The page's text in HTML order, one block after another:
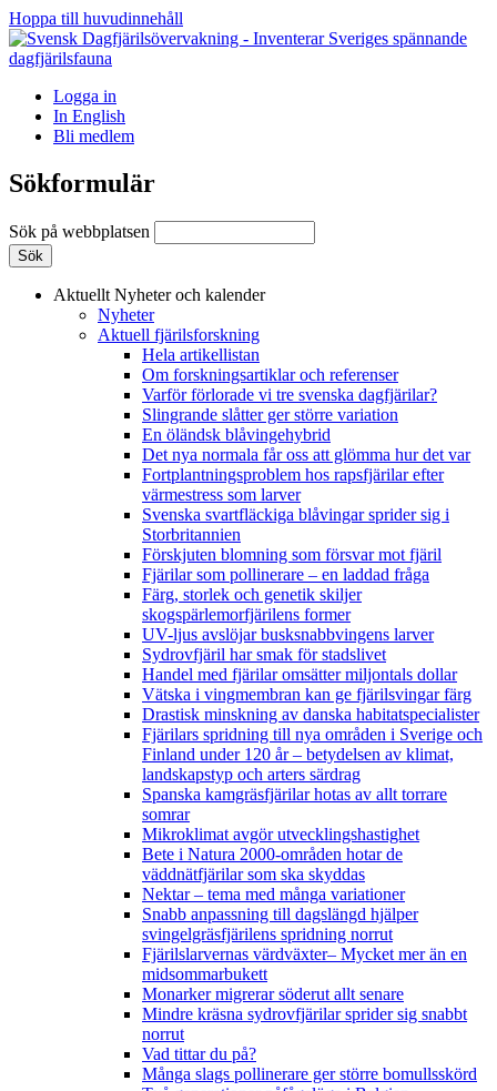
Hoppa till huvudinnehåll
Logga in
In English
Bli medlem
Sökformulär
Sök på webbplatsen
Aktuellt Nyheter och kalender
Nyheter
Aktuell fjärilsforskning
Hela artikellistan
Om forskningsartiklar och referenser
Varför förlorade vi tre svenska dagfjärilar?
Slingrande slåtter ger större variation
En öländsk blåvingehybrid
Det nya normala får oss att glömma hur det var
Fortplantningsproblem hos rapsfjärilar efter
värmestress som larver
Svenska svartfläckiga blåvingar sprider sig i
Storbritannien
Förskjuten blomning som försvar mot fjäril
Fjärilar som pollinerare – en laddad fråga
Färg, storlek och genetik skiljer
skogspärlemorfjärilens former
UV-ljus avslöjar busksnabbvingens larver
Sydrovfjäril har smak för stadslivet
Handel med fjärilar omsätter miljontals dollar
Vätska i vingmembran kan ge fjärilsvingar färg
Drastisk minskning av danska habitatspecialister
Fjärilars spridning till nya områden i Sverige och
Finland under 120 år– betydelsen av klimat,
landskapstyp och arters särdrag
Spanska kamgräsfjärilar hotas av allt torrare
somrar
Mikroklimat avgör utvecklingshastighet
Bete i Natura 2000-områden hotar de
väddnätfjärilar som ska skyddas
Nektar – tema med många variationer
Snabb anpassning till dagslängd hjälper
svingelgräsfjärilens spridning norrut
Fjärilslarvernas värdväxter– Mycket mer än en
midsommarbukett
Monarker migrerar söderut allt senare
Mindre kräsna sydrovfjärilar sprider sig snabbt
norrut
Vad tittar du på?
Många slags pollinerare ger större bomullsskörd